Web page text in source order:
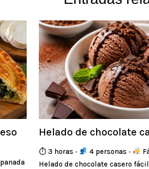
Helado de chocolate
⏱ 3 horas · 4 personas ·
Helado de chocolate casero fácil